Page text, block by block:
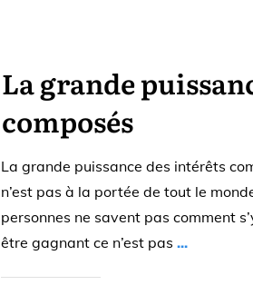
La grande
composés
La grande puissance des intérêts
n’est pas à la portée de tout le
personnes ne savent pas comment
être gagnant ce n’est pas ...